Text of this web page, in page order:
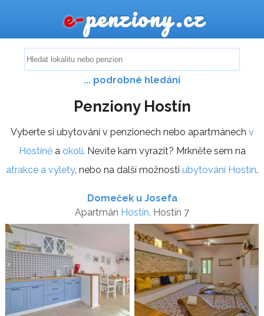
e-penziony.cz
... podrobné hledání
Penziony Hostín
Vyberte si ubytování v penzionech nebo apartmánech v
Hostíněa okolí. Nevíte kam vyrazit? Mrkněte sem na
atrakce a výlety, nebo na další možnosti ubytování Hostín.
Domeček u Josefa
Apartmán Hostín , Hostín 7